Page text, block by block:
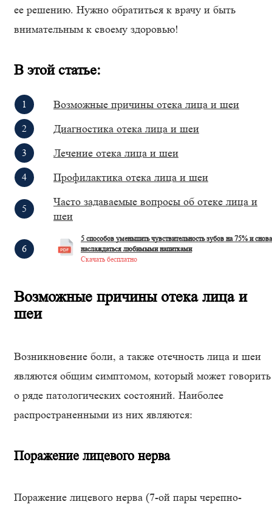
ее решению. Нужно обратиться к врачу и быть
внимательным к своему здоровью!
В этой статье:
Возможные причины отека лица и шеи
Диагностика отека лица и шеи
Лечение отека лица и шеи
Профилактика отека лица и шеи
Часто задаваемые вопросы об отеке лица и
шеи
5 способов уменьшить чувствительность зубов на 75% и снова
наслаждаться любимыми напитками
Скачать бесплатно
Возможные причины отека лица и
шеи
Возникновение боли, а также отечность лица и шеи
являются общим симптомом, который может говорить
о ряде патологических состояний. Наиболее
распространенными из них являются:
Поражение лицевого нерва
Поражение лицевого нерва (7-ой пары черепно-